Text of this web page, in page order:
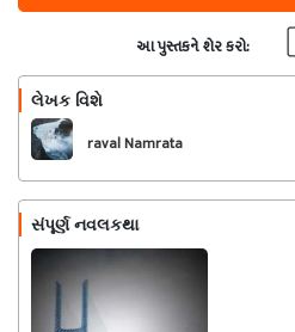
આ પુસ્તકને શેર કરો:
લેખક વિશે
raval Namrata
સંપૂર્ણ નવલકથા